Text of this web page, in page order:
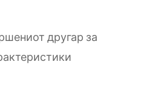
другар за